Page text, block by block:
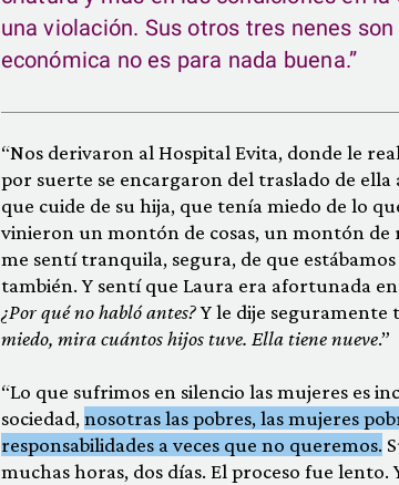
una violación. Sus otros tres nenes
económica no es para nada buena.”
“Nos derivaron al Hospital Evita, donde le
por suerte se encargaron del traslado de ella
que cuide de su hija, que tenía miedo de lo
vinieron un montón de cosas, un montón de
me sentí tranquila, segura, de que
también. Y sentí que Laura era afortunada
¿Por qué no habló antes?Y le dije seguramente
miedo, mira cuántos hijos tuve. Ella tiene nueve.”
“Lo que sufrimos en silencio las mujeres es
sociedad, nosotras las pobres, las mujeres
responsabilidades a veces que no queremos.
muchas horas, dos días. El proceso fue